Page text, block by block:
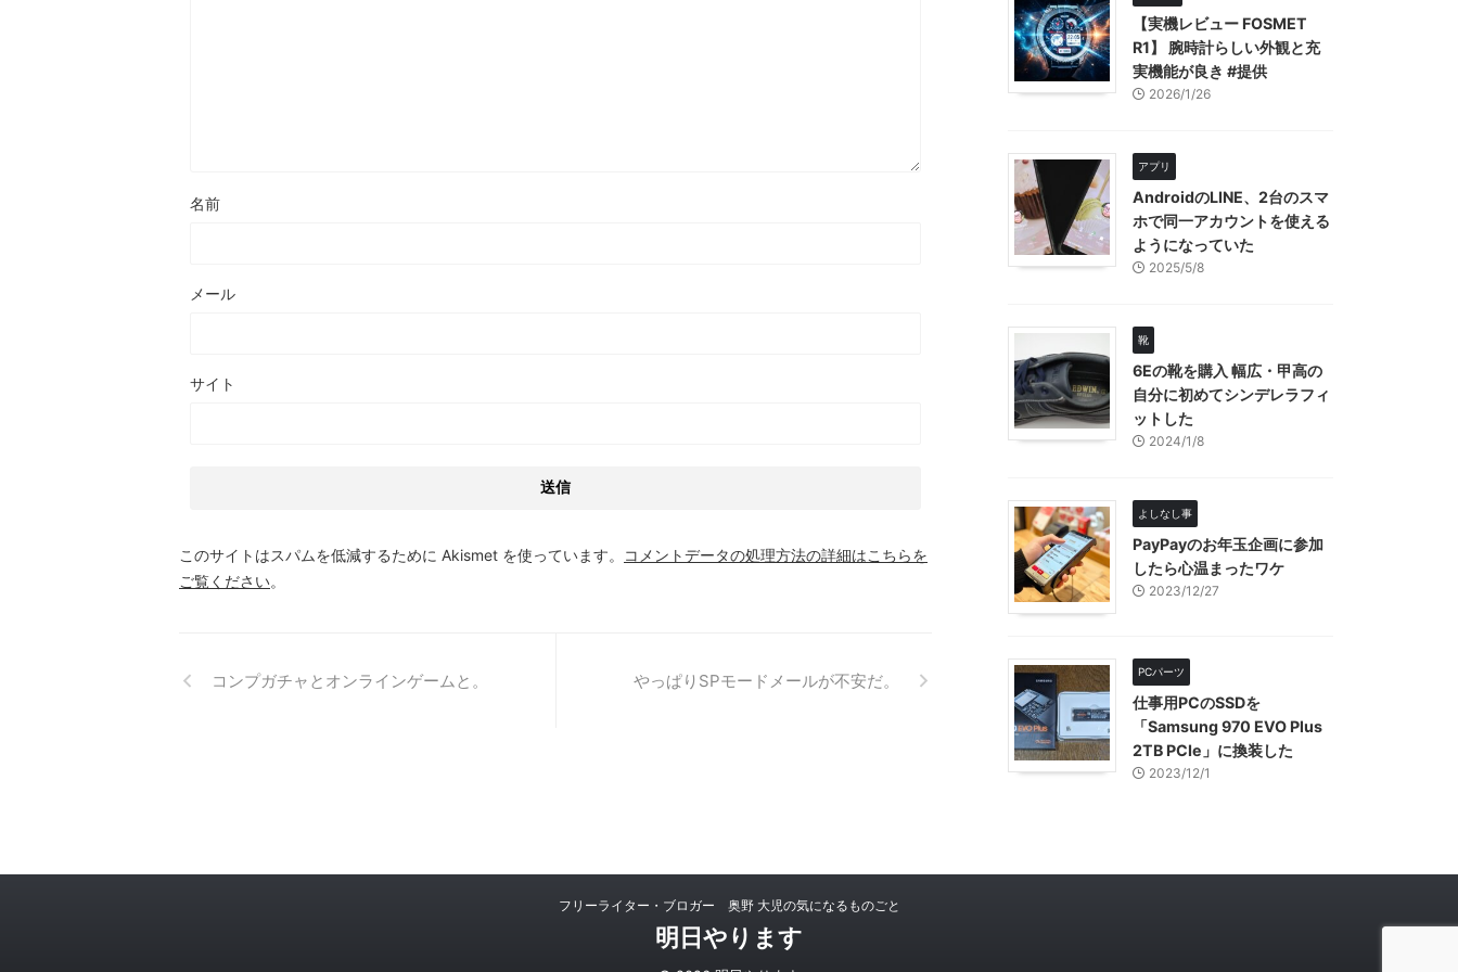
名前
メール
サイト
このサイトはスパムを低減するために Akismet を使っています。
コメントデータの処理方法の詳細はこちらを
ご覧ください。
コンプガチャとオンラインゲームと。 やっぱりSPモードメールが不安だ。
【実機レビュー FOSMET
R1】 腕時計らしい外観と充
実機能が良き #提供
2026/1/26
アプリ
AndroidのLINE、2台のスマ
ホで同一アカウントを使える
ようになっていた
2025/5/8
靴
6Eの靴を購入 幅広・甲高の
自分に初めてシンデレラフィ
ットした
2024/1/8
よしなし事
PayPayのお年玉企画に参加
したら心温まったワケ
2023/12/27
PCパーツ
仕事用PCのSSDを
「Samsung 970 EVO Plus
2TB PCIe」に換装した
2023/12/1
フリーライター・ブロガー 奥野 大児の気になるものごと
明日やります